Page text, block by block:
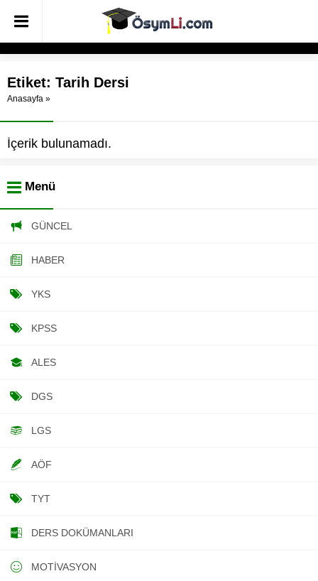
Etiket: Tarih Dersi
Anasayfa »
İçerik bulunamadı.
Menü
GÜNCEL
HABER
YKS
KPSS
ALES
DGS
LGS
AÖF
TYT
DERS DOKÜMANLARI
MOTIVASYON